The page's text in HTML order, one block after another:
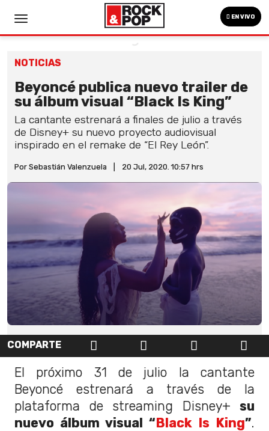
EN VIVO
NOTICIAS
Beyoncé publica nuevo trailer de
su álbum visual “Black Is King”
La cantante estrenará a finales de julio a través
de Disney+ su nuevo proyecto audiovisual
inspirado en el remake de “El Rey León”.
Por Sebastián Valenzuela 20 Jul, 2020. 10:57 hrs
COMPARTE
El próximo 31 de julio la cantante
Beyoncé estrenará a través de la
plataforma de streaming Disney+ su
nuevo álbum visual “Black Is King”.